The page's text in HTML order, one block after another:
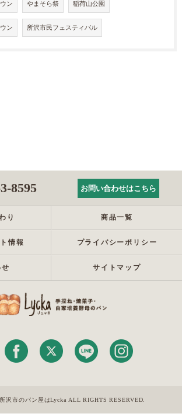
ン やまそら祭 稲荷山公園
ン 所沢市民フェスティバル
8595 お問い合わせはこちら
り 商品一覧
情報 プライバシーポリシー
サイトマップ
沢市のパン屋はLycka ALL RIGHTS RESERVED.